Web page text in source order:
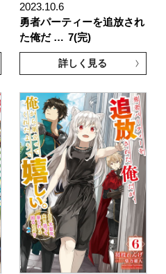
2023.10.6
勇者パーティーを追放され
た俺だ … 7(完)
詳しく見る